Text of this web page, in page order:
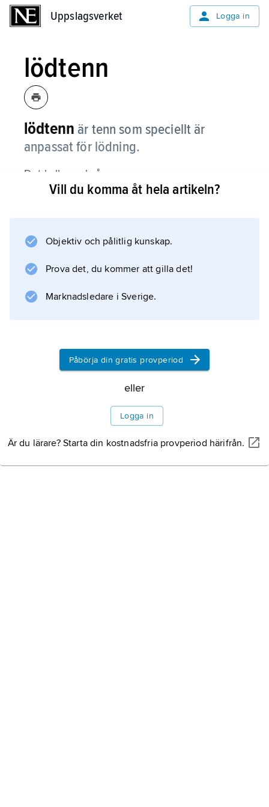
Uppslagsverket Logga in
lödtenn
lödtenn är tenn som speciellt är
anpassat för lödning.
Det kallas också
tennlod
Information om artikeln
Vill du komma åt hela artikeln?
Objektiv och pålitlig kunskap.
Prova det, du kommer att gilla det!
Marknadsledare i Sverige.
Påbörja din gratis provperiod
eller
Logga in
Är du lärare? Starta din kostnadsfria provperiod härifrån.